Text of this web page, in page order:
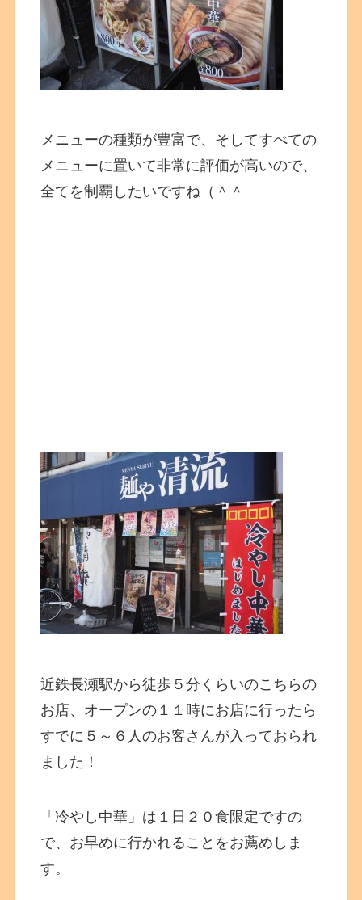
メニューの種類が豊富で、そしてすべての
メニューに置いて非常に評価が高いので、
全てを制覇したいですね（＾＾
近鉄長瀬駅から徒歩５分くらいのこちらの
お店、オープンの１１時にお店に行ったら
すでに５～６人のお客さんが入っておられ
ました！
「冷やし中華」は１日２０食限定ですの
で、お早めに行かれることをお薦めしま
す。